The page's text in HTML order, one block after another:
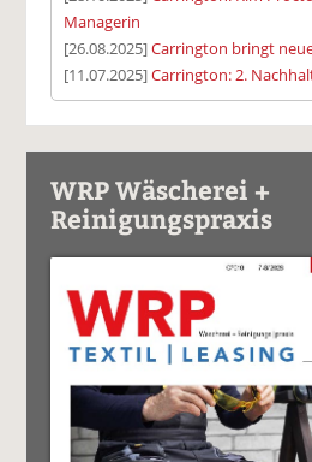
Managerin
[26.08.2025]Carrington bringt
[11.07.2025]Carrington: 2.
WRP Wäscherei +
Reinigungspraxis